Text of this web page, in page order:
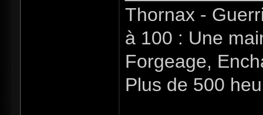
Thornax -
à 100 : Une
Forgeage,
Plus de 500